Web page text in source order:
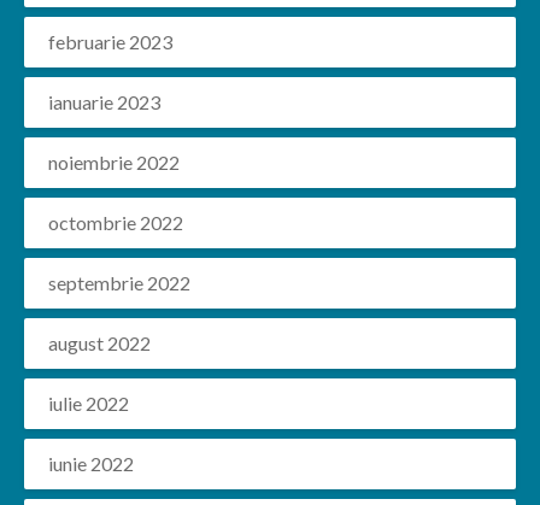
februarie 2023
ianuarie 2023
noiembrie 2022
octombrie 2022
septembrie 2022
august 2022
iulie 2022
iunie 2022